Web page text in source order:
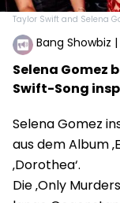
Taylor Swift and Selena
Bang Showbiz |
Selena Gomez
Swift-Song
Selena Gomez
aus dem Album
‚Dorothea‘.
Die ‚Only